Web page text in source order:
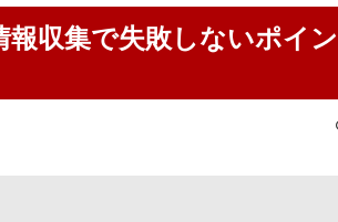
収集で失敗しないポイン